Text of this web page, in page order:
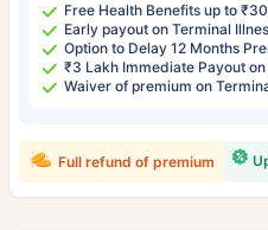
Free Health Benefits up to
Early payout on Terminal
Option to Delay 12 Months
₹3 Lakh Immediate Payout
Waiver of premium on
Full refund of premium